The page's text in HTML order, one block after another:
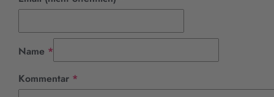
Name *
Kommentar *